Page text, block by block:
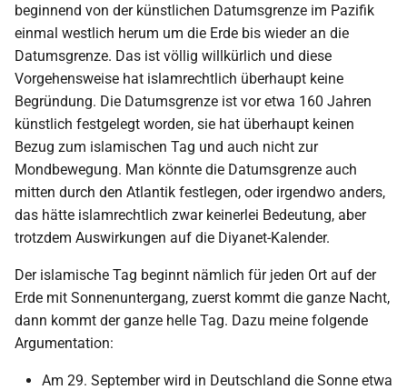
beginnend von der künstlichen Datumsgrenze im Pazifik
einmal westlich herum um die Erde bis wieder an die
Datumsgrenze. Das ist völlig willkürlich und diese
Vorgehensweise hat islamrechtlich überhaupt keine
Begründung. Die Datumsgrenze ist vor etwa 160 Jahren
künstlich festgelegt worden, sie hat überhaupt keinen
Bezug zum islamischen Tag und auch nicht zur
Mondbewegung. Man könnte die Datumsgrenze auch
mitten durch den Atlantik festlegen, oder irgendwo anders,
das hätte islamrechtlich zwar keinerlei Bedeutung, aber
trotzdem Auswirkungen auf die Diyanet-Kalender.
Der islamische Tag beginnt nämlich für jeden Ort auf der
Erde mit Sonnenuntergang, zuerst kommt die ganze Nacht,
dann kommt der ganze helle Tag. Dazu meine folgende
Argumentation:
Am 29. September wird in Deutschland die Sonne etwa